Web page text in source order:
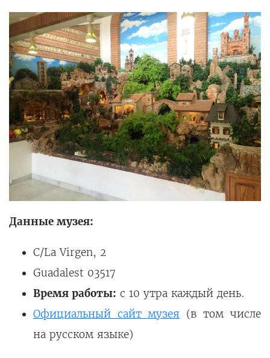
Данные музея:
C/La Virgen, 2
Guadalest 03517
Время работы: с 10 утра каждый день.
Официальный сайт музея (в том числе
на русском языке)